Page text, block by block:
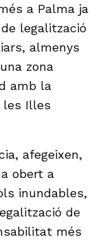
a Palma ja
legalització
almenys
zona
amb la
les Illes
afegeixen,
obert a
inundables,
de
més